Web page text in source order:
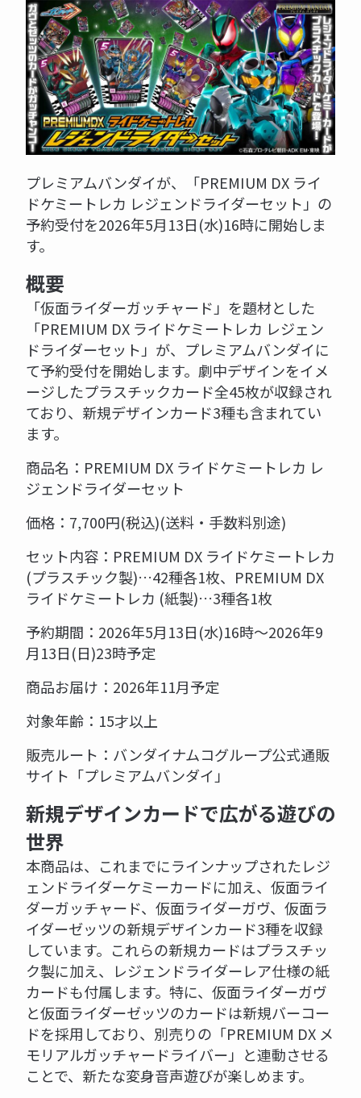
プレミアムバンダイが、「PREMIUM DX ライ
ドケミートレカ レジェンドライダーセット」の
予約受付を2026年5月13日(水)16時に開始しま
す。
概要
「仮面ライダーガッチャード」を題材とした
「PREMIUM DX ライドケミートレカ レジェン
ドライダーセット」が、プレミアムバンダイに
て予約受付を開始します。劇中デザインをイメ
ージしたプラスチックカード全45枚が収録され
ており、新規デザインカード3種も含まれてい
ます。
商品名：PREMIUM DX ライドケミートレカ レ
ジェンドライダーセット
価格：7,700円(税込)(送料・手数料別途)
セット内容：PREMIUM DX ライドケミートレカ
(プラスチック製)…42種各1枚、PREMIUM DX
ライドケミートレカ (紙製)…3種各1枚
予約期間：2026年5月13日(水)16時～2026年9
月13日(日)23時予定
商品お届け：2026年11月予定
対象年齢：15才以上
販売ルート：バンダイナムコグループ公式通販
サイト「プレミアムバンダイ」
新規デザインカードで広がる遊びの
世界
本商品は、これまでにラインナップされたレジ
ェンドライダーケミーカードに加え、仮面ライ
ダーガッチャード、仮面ライダーガヴ、仮面ラ
イダーゼッツの新規デザインカード3種を収録
しています。これらの新規カードはプラスチッ
ク製に加え、レジェンドライダーレア仕様の紙
カードも付属します。特に、仮面ライダーガヴ
と仮面ライダーゼッツのカードは新規バーコー
ドを採用しており、別売りの「PREMIUM DX メ
モリアルガッチャードライバー」と連動させる
ことで、新たな変身音声遊びが楽しめます。